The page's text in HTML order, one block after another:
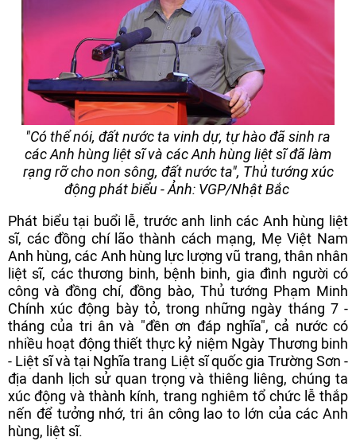
"Có thể nói, đất nước ta vinh dự, tự hào đã sinh ra
các Anh hùng liệt sĩ và các Anh hùng liệt sĩ đã làm
rạng rỡ cho non sông, đất nước ta", Thủ tướng xúc
động phát biểu - Ảnh: VGP/Nhật Bắc
Phát biểu tại buổi lễ, trước anh linh các Anh hùng liệt
sĩ, các đồng chí lão thành cách mạng, Mẹ Việt Nam
Anh hùng, các Anh hùng lực lượng vũ trang, thân nhân
liệt sĩ, các thương binh, bệnh binh, gia đình người có
công và đồng chí, đồng bào, Thủ tướng Phạm Minh
Chính xúc động bày tỏ, trong những ngày tháng 7 -
tháng của tri ân và "đền ơn đáp nghĩa", cả nước có
nhiều hoạt động thiết thực kỷ niệm Ngày Thương binh
- Liệt sĩ và tại Nghĩa trang Liệt sĩ quốc gia Trường Sơn -
địa danh lịch sử quan trọng và thiêng liêng, chúng ta
xúc động và thành kính, trang nghiêm tổ chức lễ thắp
nến để tưởng nhớ, tri ân công lao to lớn của các Anh
hùng, liệt sĩ.